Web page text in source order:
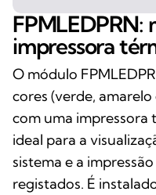
FPMLEDPRN:
impressora
O módulo
cores (verde,
com uma impressora
ideal para a
sistema e a
registados. É